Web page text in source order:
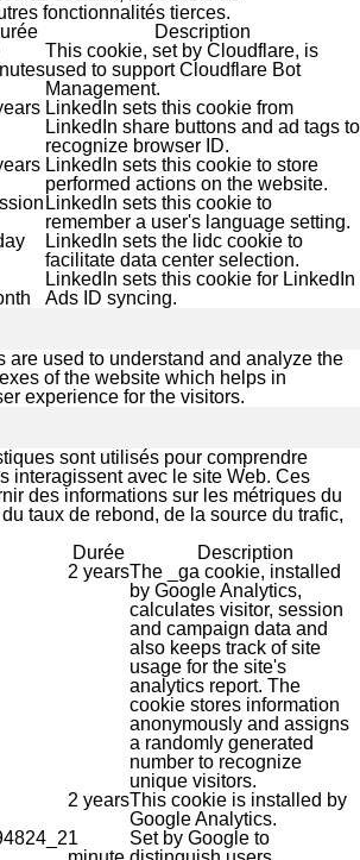
fonctionnalités tierces.
Description
This cookie, set by Cloudflare, is
used to support Cloudflare Bot
Management.
LinkedIn sets this cookie from
LinkedIn share buttons and ad tags to
recognize browser ID.
LinkedIn sets this cookie to store
performed actions on the website.
LinkedIn sets this cookie to
remember a user's language setting.
LinkedIn sets the lidc cookie to
facilitate data center selection.
LinkedIn sets this cookie for LinkedIn
Ads ID syncing.
are used to understand and analyze the
of the website which helps in
experience for the visitors.
sont utilisés pour comprendre
interagissent avec le site Web. Ces
des informations sur les métriques du
taux de rebond, de la source du trafic,
Durée
Description
2 yearsThe _ga cookie, installed
by Google Analytics,
calculates visitor, session
and campaign data and
also keeps track of site
usage for the site's
analytics report. The
cookie stores information
anonymously and assigns
a randomly generated
number to recognize
unique visitors.
2 yearsThis cookie is installed by
Google Analytics.
1
Set by Google to